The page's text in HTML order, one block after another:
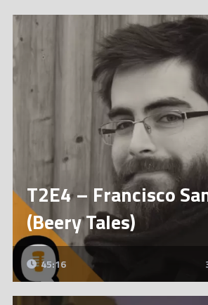
T2E4 – Francisco
(Beery Tales)
45:16